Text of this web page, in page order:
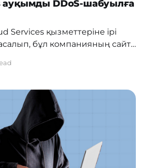
ауқымды DDoS-шабуылға
Services қызметтеріне ірі
бұл компанияның сайт
қазақстандық бірқатар
5 ақпанда
6 ақпан 01:00-ге дейін
бұлтты серверлер,
жүйесі, VPS-хостинг және